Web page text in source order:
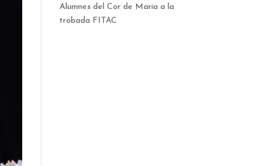
Alumnes del Cor de Maria a la
trobada FITAC